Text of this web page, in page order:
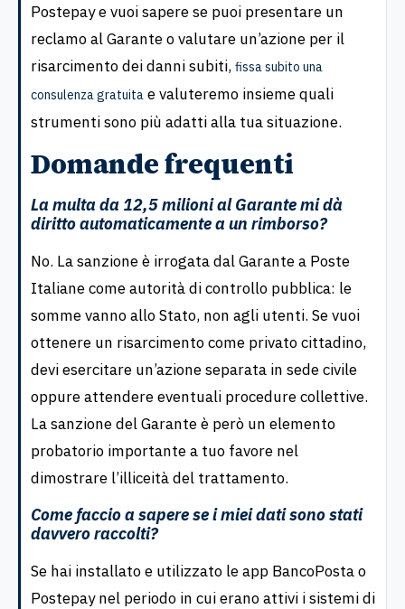
Postepay e vuoi sapere se puoi presentare un
reclamo al Garante o valutare un’azione per il
risarcimento dei danni subiti, fissa subito una
consulenza gratuita e valuteremo insieme quali
strumenti sono più adatti alla tua situazione.
Domande frequenti
La multa da 12,5 milioni al Garante mi dà
diritto automaticamente a un rimborso?
No. La sanzione è irrogata dal Garante a Poste
Italiane come autorità di controllo pubblica: le
somme vanno allo Stato, non agli utenti. Se vuoi
ottenere un risarcimento come privato cittadino,
devi esercitare un’azione separata in sede civile
oppure attendere eventuali procedure collettive.
La sanzione del Garante è però un elemento
probatorio importante a tuo favore nel
dimostrare l’illiceità del trattamento.
Come faccio a sapere se i miei dati sono stati
davvero raccolti?
Se hai installato e utilizzato le app BancoPosta o
Postepay nel periodo in cui erano attivi i sistemi di